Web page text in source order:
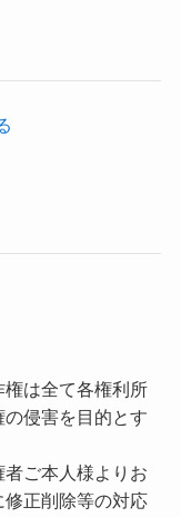
は全て各権利所
侵害を目的とす
ご本人様よりお
正削除等の対応